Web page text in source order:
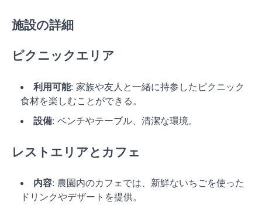
施設の詳細
ピクニックエリア
利用可能: 家族や友人と一緒に持参したピクニック
食材を楽しむことができる。
設備: ベンチやテーブル、清潔な環境。
レストエリアとカフェ
内容: 農園内のカフェでは、新鮮ないちごを使った
ドリンクやデザートを提供。